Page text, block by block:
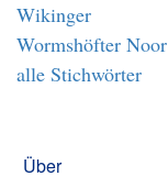
Wikinger
Wormshöfter Noor
alle Stichwörter
Über